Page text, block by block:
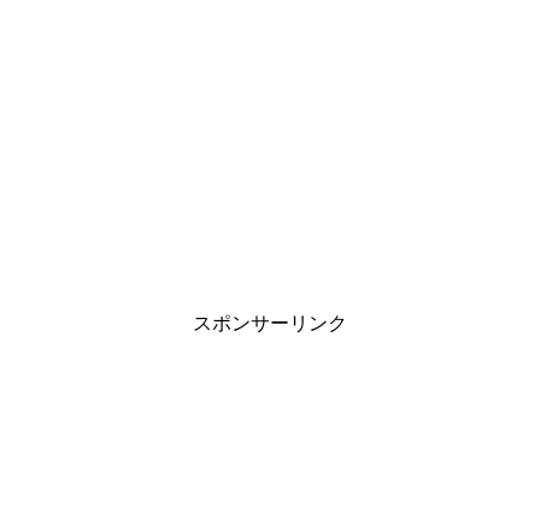
スポンサーリンク